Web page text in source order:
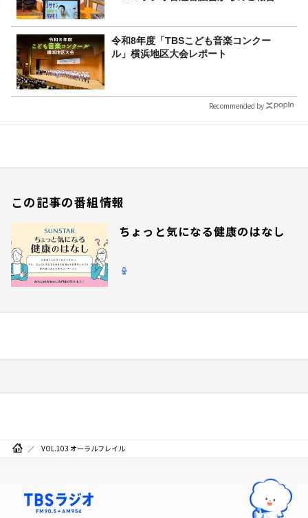
令和8年度「TBSこども音楽コンクー
ル」横浜地区大会レポート
Recommended by
この記事の番組情報
ちょっと気になる健康のはなし
VOL.103 オーラルフレイル